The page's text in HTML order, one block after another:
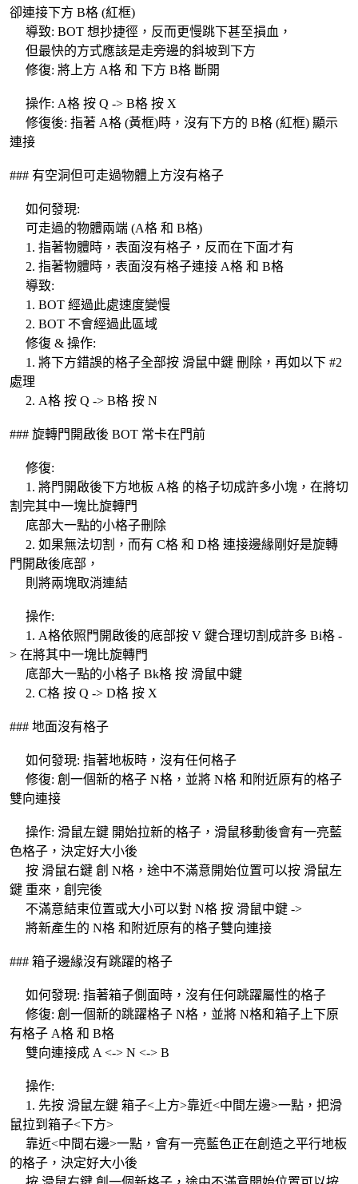
卻連接下方 B格 (紅框)
導致: BOT 想抄捷徑，反而更慢跳下甚至損血，
但最快的方式應該是走旁邊的斜坡到下方
修復: 將上方 A格 和 下方 B格 斷開
操作: A格 按 Q -> B格 按 X
修復後: 指著 A格 (黃框)時，沒有下方的 B格 (紅框) 顯示
連接
### 有空洞但可走過物體上方沒有格子
如何發現:
可走過的物體兩端 (A格 和 B格)
1. 指著物體時，表面沒有格子，反而在下面才有
2. 指著物體時，表面沒有格子連接 A格 和 B格
導致:
1. BOT 經過此處速度變慢
2. BOT 不會經過此區域
修復 & 操作:
1. 將下方錯誤的格子全部按 滑鼠中鍵 刪除，再如以下 #2
處理
2. A格 按 Q -> B格 按 N
### 旋轉門開啟後 BOT 常卡在門前
修復:
1. 將門開啟後下方地板 A格 的格子切成許多小塊，在將切
割完其中一塊比旋轉門
底部大一點的小格子刪除
2. 如果無法切割，而有 C格 和 D格 連接邊緣剛好是旋轉
門開啟後底部，
則將兩塊取消連結
操作:
1. A格依照門開啟後的底部按 V 鍵合理切割成許多 Bi格 -
> 在將其中一塊比旋轉門
底部大一點的小格子 Bk格 按 滑鼠中鍵
2. C格 按 Q -> D格 按 X
### 地面沒有格子
如何發現: 指著地板時，沒有任何格子
修復: 創一個新的格子 N格，並將 N格 和附近原有的格子
雙向連接
操作: 滑鼠左鍵 開始拉新的格子，滑鼠移動後會有一亮藍
色格子，決定好大小後
按 滑鼠右鍵 創 N格，途中不滿意開始位置可以按 滑鼠左
鍵 重來，創完後
不滿意結束位置或大小可以對 N格 按 滑鼠中鍵 ->
將新產生的 N格 和附近原有的格子雙向連接
### 箱子邊緣沒有跳躍的格子
如何發現: 指著箱子側面時，沒有任何跳躍屬性的格子
修復: 創一個新的跳躍格子 N格，並將 N格和箱子上下原
有格子 A格 和 B格
雙向連接成 A <-> N <-> B
操作:
1. 先按 滑鼠左鍵 箱子<上方>靠近<中間左邊>一點，把滑
鼠拉到箱子<下方>
靠近<中間右邊>一點，會有一亮藍色正在創造之平行地板
的格子，決定好大小後